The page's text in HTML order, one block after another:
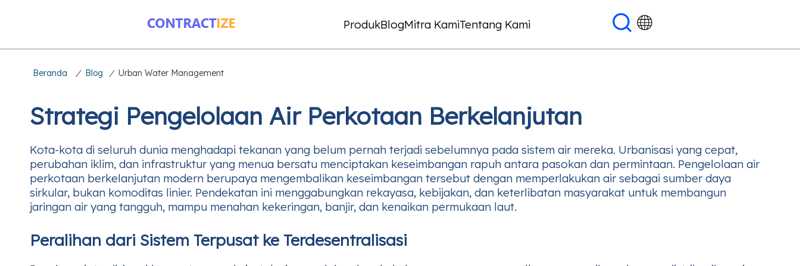
ProdukBlogMitra KamiTentang Kami
Beranda / Blog / Urban Water Management
Strategi Pengelolaan Air Perkotaan Berkelanjutan
Kota-kota di seluruh dunia menghadapi tekanan yang belum pernah terjadi sebelumnya pada sistem air mereka. Urbanisasi yang cepat,
perubahan iklim, dan infrastruktur yang menua bersatu menciptakan keseimbangan rapuh antara pasokan dan permintaan. Pengelolaan air
perkotaan berkelanjutan modern berupaya mengembalikan keseimbangan tersebut dengan memperlakukan air sebagai sumber daya
sirkular, bukan komoditas linier. Pendekatan ini menggabungkan rekayasa, kebijakan, dan keterlibatan masyarakat untuk membangun
jaringan air yang tangguh, mampu menahan kekeringan, banjir, dan kenaikan permukaan laut.
Peralihan dari Sistem Terpusat ke Terdesentralisasi